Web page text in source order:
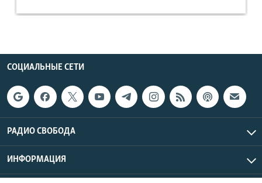
СОЦИАЛЬНЫЕ СЕТИ
РАДИО СВОБОДА
ИНФОРМАЦИЯ